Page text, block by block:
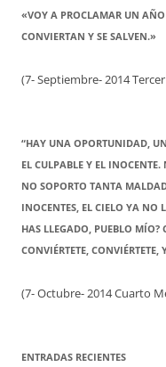
«VOY A PROCLAMAR UN AÑO
CONVIERTAN Y SE SALVEN.»
(7- Septiembre- 2014
“HAY UNA OPORTUNIDAD,
EL CULPABLE Y EL
NO SOPORTO TANTA
INOCENTES, EL CIELO YA NO
HAS LLEGADO, PUEBLO MÍO?
CONVIÉRTETE,
(7- Octubre- 2014 Cuarto
ENTRADAS RECIENTES